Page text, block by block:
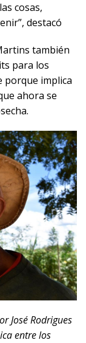
cosas,
destacó
también
para los
porque implica
ahora se
José Rodrigues
entre los